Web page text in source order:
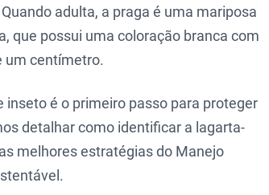
adulta, a praga é uma mariposa
que possui uma coloração branca com
um centímetro.
é o primeiro passo para proteger
detalhar como identificar a lagarta-
melhores estratégias do Manejo